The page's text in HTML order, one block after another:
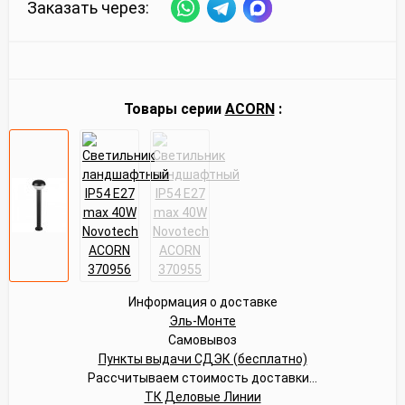
Заказать через:
Товары серии ACORN:
Информация о доставке
Эль-Монте
Самовывоз
Пункты выдачи СДЭК (бесплатно)
Рассчитываем стоимость доставки...
ТК Деловые Линии